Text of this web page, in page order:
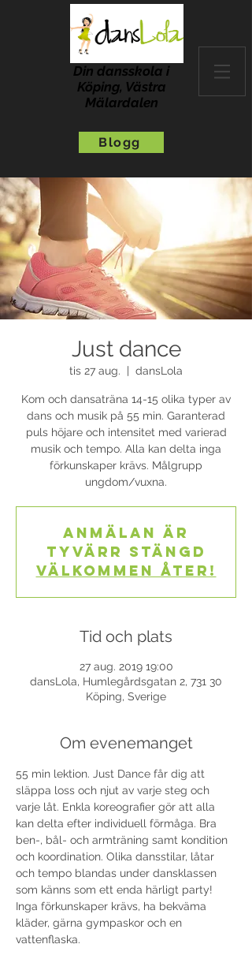
Din dansskola i
Köping, Västra
Mälardalen
Blogg
Just dance
tis 27 aug. dansLola
Kom och dansaträna 14-15 olika typer av
dans och musik på 55 min. Garanterad
puls höjare och intensitet med varierad
musik och tempo. Alla kan delta inga
förkunskaper krävs. Målgrupp
ungdom/vuxna.
Anmälan är
tyvärr stängd
Välkommen åter!
Tid och plats
27 aug. 2019 19:00
dansLola, Humlegårdsgatan 2, 731 30
Köping, Sverige
Om evenemanget
55 min lektion. Just Dance får dig att
släppa loss och njut av varje steg och
varje låt. Enkla koreografier gör att alla
kan delta efter individuell förmåga. Bra
ben-, bål- och armträning samt kondition
och koordination. Olika dansstilar, låtar
och tempo blandas under dansklassen
som känns som ett enda härligt party!
Inga förkunskaper krävs, ha bekväma
kläder, gärna gympaskor och en
vattenflaska.